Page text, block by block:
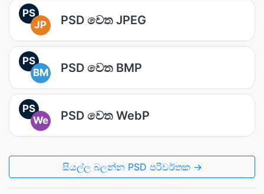
PS
JP
PSD වෙත JPEG
PS
BM
PSD වෙත BMP
PS
We
PSD වෙත WebP
සියල්ල බලන්න PSD පරිවර්තක →